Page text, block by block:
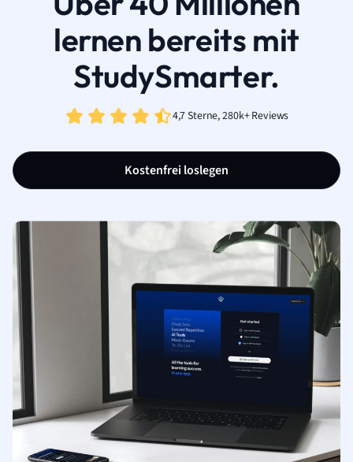
lernen bereits mit
StudySmarter.
4,7 Sterne, 280k+ Reviews
Kostenfrei loslegen